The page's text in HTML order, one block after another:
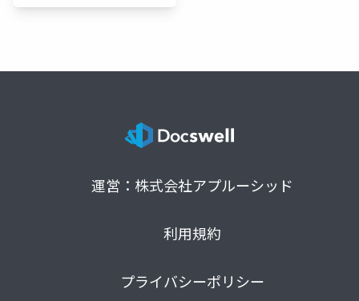
運営：株式会社アプルーシッド
利用規約
プライバシーポリシー